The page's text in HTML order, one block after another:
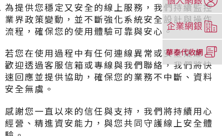
為提供您穩定又安全的線上服務，我們持續監控
業界政策變動，並不斷強化系統安全設計與操作
流程，確保您的使用體驗可靠與安心。
若您在使用過程中有任何連線異常或安全疑慮，
歡迎透過客服信箱或專線與我們聯絡，我們將快
速回應並提供協助，確保您的業務不中斷、資料
安全無虞。
感謝您一直以來的信任與支持，我們將持續用心
經營、精進資安能力，與您共同守護線上安全體
開
新
視
窗）
（另
開
新
視
窗）
開
新
視